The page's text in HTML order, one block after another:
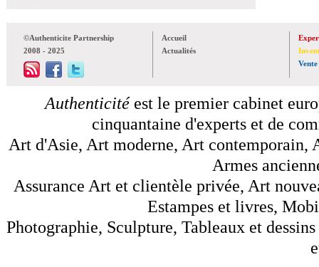
©Authenticite Partnership
2008 - 2025
Accueil
Actualités
Vente
Authenticitéest le premier cabinet
cinquantaine d'experts et de
Art d'Asie, Art moderne, Art contemporain,
Armes
Assurance Art et clientèle privée, Art
Estampes et livres,
Photographie, Sculpture, Tableaux et